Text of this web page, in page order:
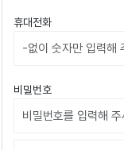
휴대전화
비밀번호